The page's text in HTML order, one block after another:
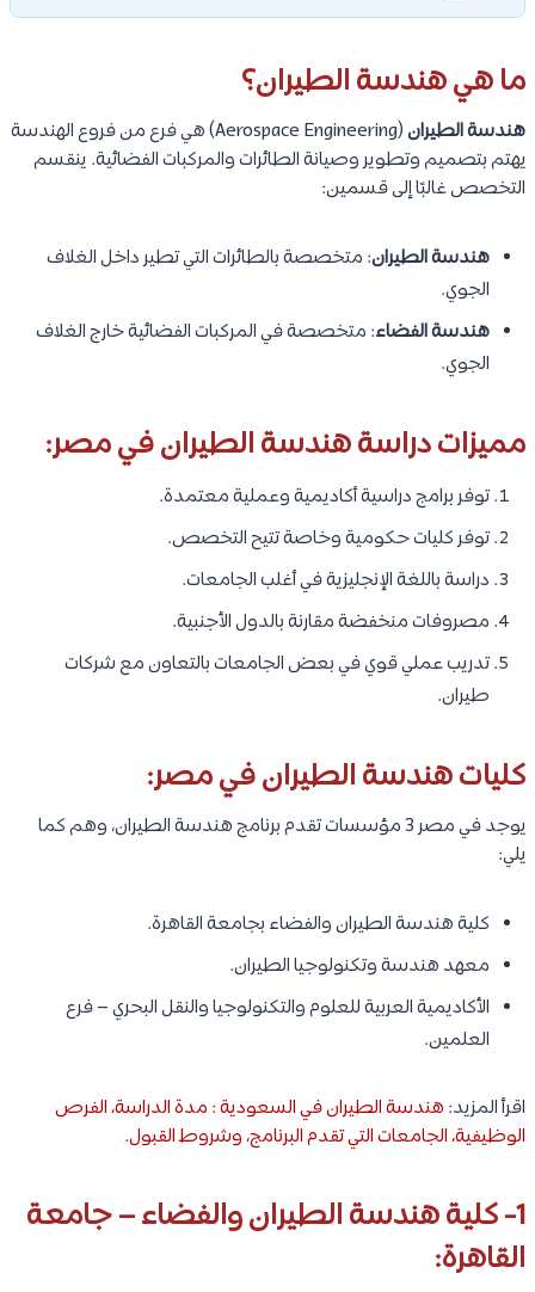
ما هي هندسة الطيران؟
هندسة الطيران
(Aerospace Engineering) هي فرع من فروع الهندسة
يهتم بتصميم وتطوير وصيانة الطائرات والمركبات الفضائية. ينقسم
التخصص غالبًا إلى قسمين:
هندسة الطيران: متخصصة بالطائرات التي تطير داخل الغلاف
الجوي.
هندسة الفضاء: متخصصة في المركبات الفضائية خارج الغلاف
الجوي.
مميزات دراسة هندسة الطيران في مصر:
توفر برامج دراسية أكاديمية وعملية معتمدة.
توفر كليات حكومية وخاصة تتيح التخصص.
دراسة باللغة الإنجليزية في أغلب الجامعات.
مصروفات منخفضة مقارنة بالدول الأجنبية.
تدريب عملي قوي في بعض الجامعات بالتعاون مع شركات
طيران.
كليات هندسة الطيران في مصر:
يوجد في مصر 3 مؤسسات تقدم برنامج هندسة الطيران، وهم كما
يلي:
كلية هندسة الطيران والفضاء بجامعة القاهرة.
معهد هندسة وتكنولوجيا الطيران.
الأكاديمية العربية للعلوم والتكنولوجيا والنقل البحري – فرع
العلمين.
اقرأ المزيد: هندسة الطيران في السعودية : مدة الدراسة، الفرص
الوظيفية، الجامعات التي تقدم البرنامج، وشروط القبول.
1- كلية هندسة الطيران والفضاء – جامعة
القاهرة: